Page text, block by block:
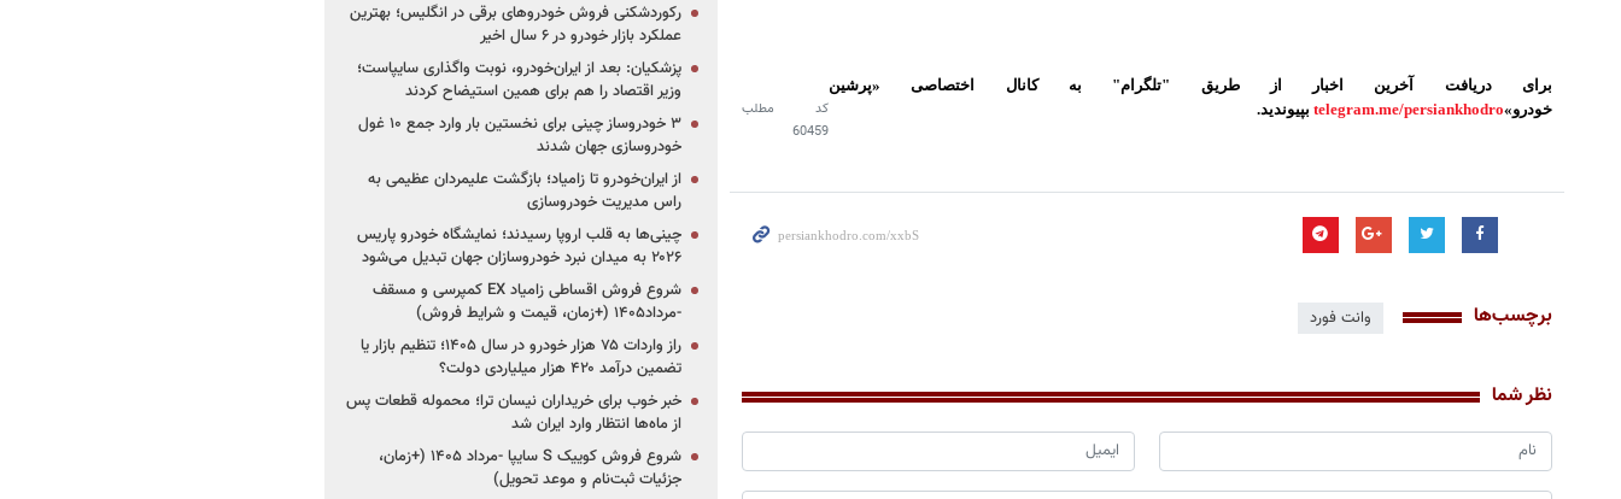
برای دریافت آخرین اخبار از طریق "تلگرام" به کانال اختصاصی «پرشین
خودرو»telegram.me/persiankhodro بپیوندید.
کد مطلب
60459
برچسب‌ها وانت فورد
نظر شما
رکوردشکنی فروش خودروهای برقی در انگلیس؛ بهترین
عملکرد بازار خودرو در ۶ سال اخیر
پزشکیان: بعد از ایران‌خودرو، نوبت واگذاری سایپاست؛
وزیر اقتصاد را هم برای همین استیضاح کردند
۳ خودروساز چینی برای نخستین بار وارد جمع ۱۰ غول
خودروسازی جهان شدند
از ایران‌خودرو تا زامیاد؛ بازگشت علیمردان عظیمی به
راس مدیریت خودروسازی
چینی‌ها به قلب اروپا رسیدند؛ نمایشگاه خودرو پاریس
۲۰۲۶ به میدان نبرد خودروسازان جهان تبدیل می‌شود
شروع فروش اقساطی زامیاد EX کمپرسی و مسقف
-مرداد۱۴۰۵ (+زمان، قیمت و شرایط فروش)
راز واردات ۷۵ هزار خودرو در سال ۱۴۰۵؛ تنظیم بازار یا
تضمین درآمد ۴۲۰ هزار میلیاردی دولت؟
خبر خوب برای خریداران نیسان ترا؛ محموله قطعات پس
از ماه‌ها انتظار وارد ایران شد
شروع فروش کوییک S سایپا -مرداد ۱۴۰۵ (+زمان،
جزئیات ثبت‌نام و موعد تحویل)